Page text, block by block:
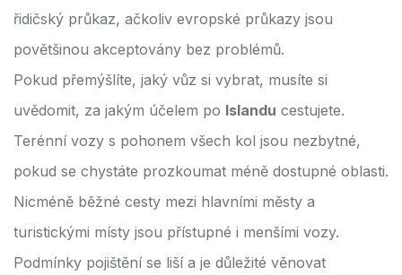
řidičský průkaz, ačkoliv evropské průkazy jsou
povětšinou akceptovány bez problémů.
Pokud přemýšlíte, jaký vůz si vybrat, musíte si
uvědomit, za jakým účelem po Islandu cestujete.
Terénní vozy s pohonem všech kol jsou nezbytné,
pokud se chystáte prozkoumat méně dostupné oblasti.
Nicméně běžné cesty mezi hlavními městy a
turistickými místy jsou přístupné i menšími vozy.
Podmínky pojištění se liší a je důležité věnovat